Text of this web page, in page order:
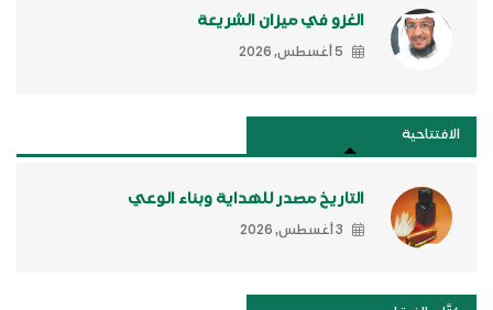
الغزو في ميزان الشريعة
5 أغسطس, 2026
الافتتاحية
التاريخ مصدر للهداية وبناء الوعي
3 أغسطس, 2026